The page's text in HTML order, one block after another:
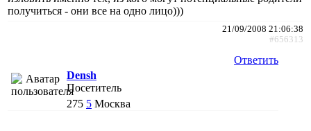
получиться - они все на одно лицо)))
21/09/2008 21:06:38
#656313
Ответить
Densh
Посетитель
275 5 Москва